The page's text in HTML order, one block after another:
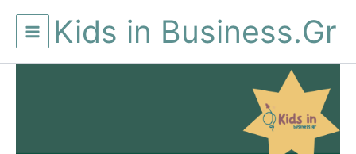
περιεχόμενοKids in Business.Gr